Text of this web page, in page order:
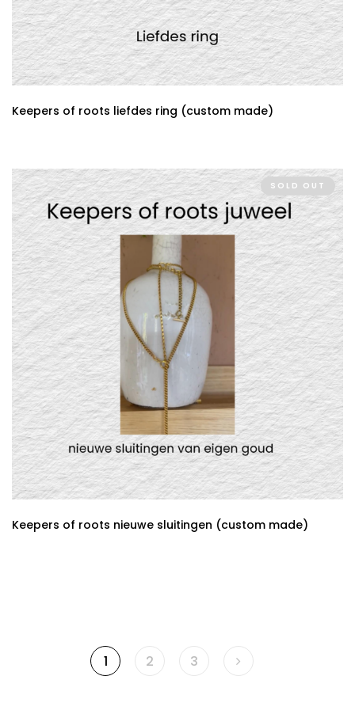
Keepers of roots liefdes ring (custom made)
SOLD OUT
Keepers of roots nieuwe sluitingen (custom made)
1 2 3